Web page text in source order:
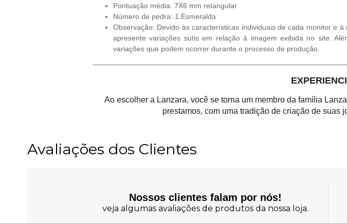
Pontuação média: 7X6 mm retangular
Número de pedra: 1 Esmeralda
Observação: Devido às características individuais de cada monitor e
apresente variações sutis em relação à imagem exibida no site.
variações que podem ocorrer durante o processo de produção.
Ao escolher a Lanzara, você se torna um membro da família
prestamos, com uma tradição de criação de suas
Avaliações dos Clientes
Nossos clientes falam por nós!
veja algumas avaliações de produtos da nossa loja.